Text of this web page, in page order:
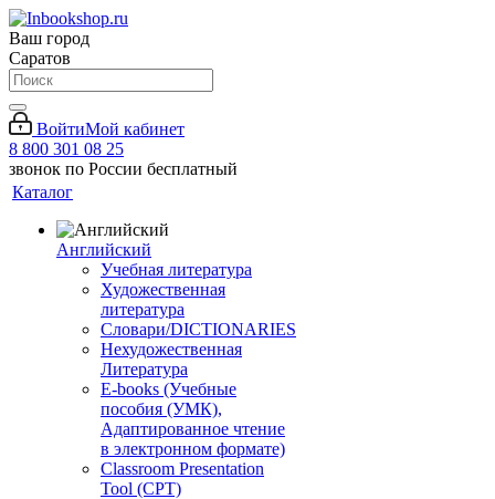
Ваш город
Саратов
ВойтиМой кабинет
8 800 301 08 25
звонок по России бесплатный
Каталог
Английский
Учебная литература
Художественная
литература
Словари/DICTIONARIES
Нехудожественная
Литература
E-books (Учебные
пособия (УМК),
Адаптированное чтение
в электронном формате)
Classroom Presentation
Tool (CPT)